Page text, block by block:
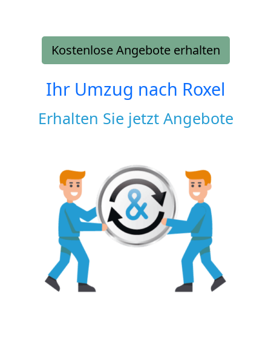
Kostenlose Angebote erhalten
Ihr Umzug nach Roxel
Erhalten Sie jetzt Angebote